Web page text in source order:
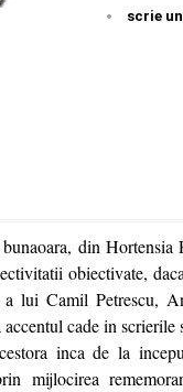
scrie
din Hortensia
obiectivate,
a lui Camil Petrescu,
cade in scrierile
inca de la
mijlocirea